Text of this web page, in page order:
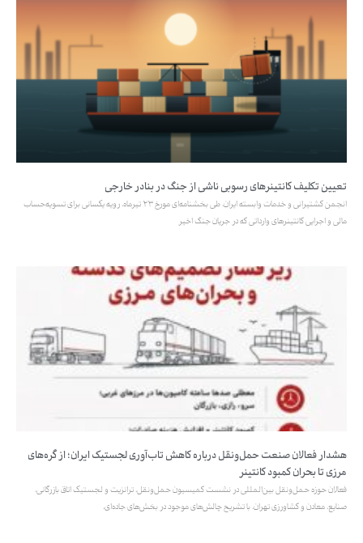
تعیین تکلیف کانتینرهای رسوبی ناشی از جنگ در بنادر خارجی
انجمن کشتیرانی و خدمات وابسته ایران، طی بخشنامه‌ای مورخ ۲۳ تیرماه، رویه یکسانی برای تسویه‌حساب
مالی و اجرایی کانتینرهای وارداتی که در جریان جنگ اخیر
هشدار فعالان صنعت حمل‌ونقل درباره کاهش تاب‌آوری لجستیک ایران؛ از گره‌های
مرزی تا بحران کمبود کانتینر
فعالان حوزه حمل‌ونقل بین‌المللی در نشست کمیسیون حمل‌ونقل، ترانزیت و لجستیک اتاق بازرگانی،
صنایع، معادن و کشاورزی تهران، با تشریح چالش‌های موجود در بخش‌های جاده‌ای،